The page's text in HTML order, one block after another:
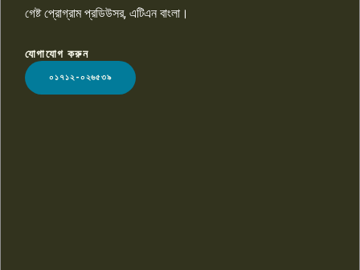
LOGO
গেষ্ট প্রোগ্রাম প্রডিউসর, এটিএন বাংলা।
যোগাযোগ করুন
০১৭১২-০২৬৫৩৯